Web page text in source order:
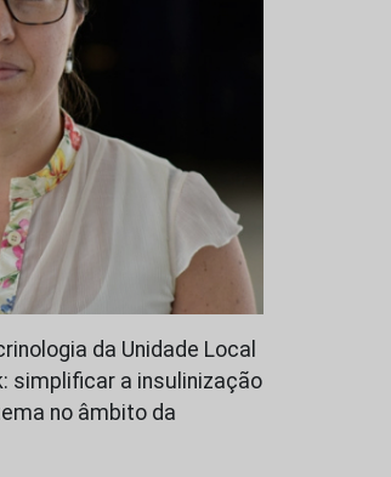
da Unidade Local
simplificar a insulinização
no âmbito da